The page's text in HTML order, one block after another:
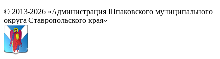
© 2013-2026 «Администрация Шпаковского муниципального
округа Ставропольского края»